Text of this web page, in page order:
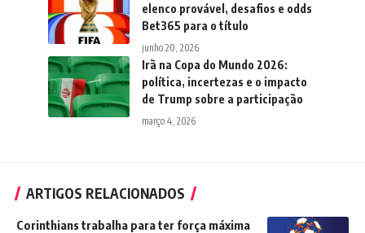
elenco provável, desafios e odds
Bet365 para o título
junho 20, 2026
Irã na Copa do Mundo 2026:
política, incertezas e o impacto
de Trump sobre a participação
março 4, 2026
ARTIGOS RELACIONADOS
Corinthians trabalha para ter força máxima